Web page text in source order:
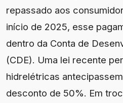
repassado aos
início de 2025, esse
dentro da Conta de
(CDE). Uma lei recente
hidrelétricas
desconto de 50%. Em